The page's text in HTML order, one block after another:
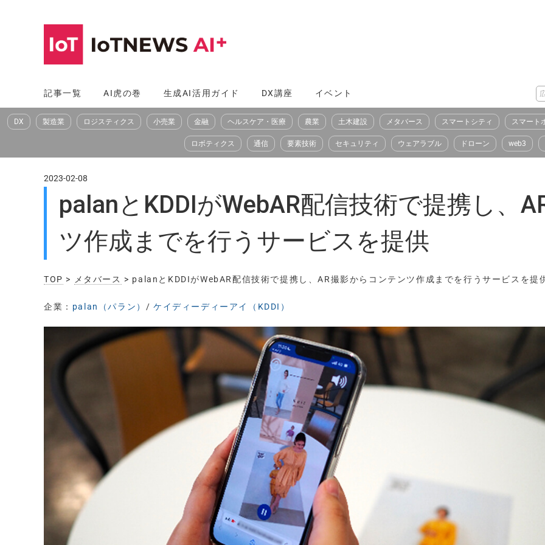
へ
ス
記事一覧 AI虎の巻 生成AI活用ガイド DX講座 イベント
DX 製造業 ロジスティクス 小売業 金融 ヘルスケア・医療 農業 土木建設 メタバース スマートシティ スマート
ロボティクス 通信 要素技術 セキュリティ ウェアラブル ドローン web3
2023-02-08
palanとKDDIがWebAR配信技術で提携し、
ツ作成までを行うサービスを提供
TOP > メタバース > palanとKDDIがWebAR配信技術で提携し、AR撮影からコンテンツ作成までを行うサービスを提
企業： palan（パラン） /ケイディーディーアイ（KDDI）